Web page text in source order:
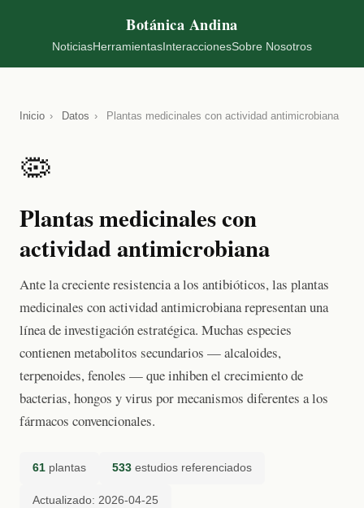
Botánica Andina
NoticiasHerramientas InteraccionesSobre Nosotros
Inicio › Datos › Plantas medicinales con actividad antimicrobiana
🦠
Plantas medicinales con
actividad antimicrobiana
Ante la creciente resistencia a los antibióticos, las plantas
medicinales con actividad antimicrobiana representan una
línea de investigación estratégica. Muchas especies
contienen metabolitos secundarios — alcaloides,
terpenoides, fenoles — que inhiben el crecimiento de
bacterias, hongos y virus por mecanismos diferentes a los
fármacos convencionales.
61 plantas 533 estudios referenciados
Actualizado: 2026-04-25